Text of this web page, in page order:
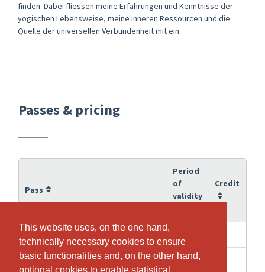
This website uses, on the one hand,
technically necessary cookies to ensure
basic functionalities and, on the other hand,
This website uses, on the one hand,
technically necessary cookies to ensure
basic functionalities and, on the other hand,
finden. Dabei fliessen meine Erfahrungen und Kenntnisse der
yogischen Lebensweise, meine inneren Ressourcen und die
Quelle der universellen Verbundenheit mit ein.
Passes & pricing
Pass
Period
of
validity
Credit
1 X Yoga Easy Start
Power Paket: Yoga & Cranio
6